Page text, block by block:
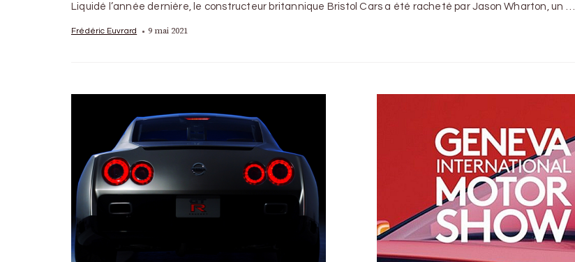
Liquidé l’année dernière, le constructeur britannique Bristol Cars a été racheté par Jason Wharton, un …
Frédéric Euvrard 9 mai 2021